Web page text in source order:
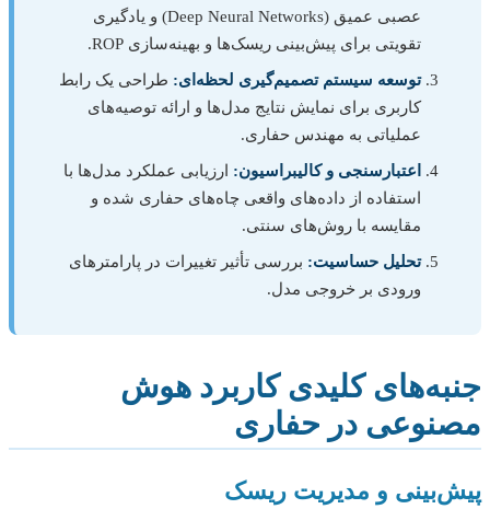
عصبی عمیق (Deep Neural Networks) و یادگیری
تقویتی برای پیش‌بینی ریسک‌ها و بهینه‌سازی ROP.
توسعه سیستم تصمیم‌گیری لحظه‌ای: طراحی یک رابط
کاربری برای نمایش نتایج مدل‌ها و ارائه توصیه‌های
عملیاتی به مهندس حفاری.
اعتبارسنجی و کالیبراسیون: ارزیابی عملکرد مدل‌ها با
استفاده از داده‌های واقعی چاه‌های حفاری شده و
مقایسه با روش‌های سنتی.
تحلیل حساسیت: بررسی تأثیر تغییرات در پارامترهای
ورودی بر خروجی مدل.
جنبه‌های کلیدی کاربرد هوش
مصنوعی در حفاری
پیش‌بینی و مدیریت ریسک